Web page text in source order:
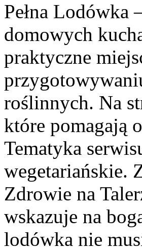
Pełna Lodówka
domowych
praktyczne
roślinnych. Na
które pomagają
Tematyka
wegetariańskie.
Zdrowie na
wskazuje na
lodówka nie